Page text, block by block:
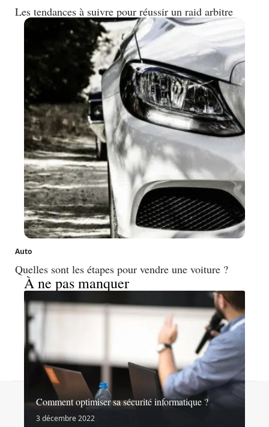
Les tendances à suivre pour réussir un raid arbitre
Auto
Quelles sont les étapes pour vendre une voiture ?
À ne pas manquer
Comment optimiser sa sécurité informatique ?
3 décembre 2022© 2026 | noslibertes.org
Mentions légales Sitemap